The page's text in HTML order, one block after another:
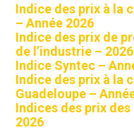
Indice des prix à la
– Année 2026
Indice des prix de
de l’industrie – 2026
Indice Syntec –
Indice des prix à la
Guadeloupe –
Indices des prix
2026